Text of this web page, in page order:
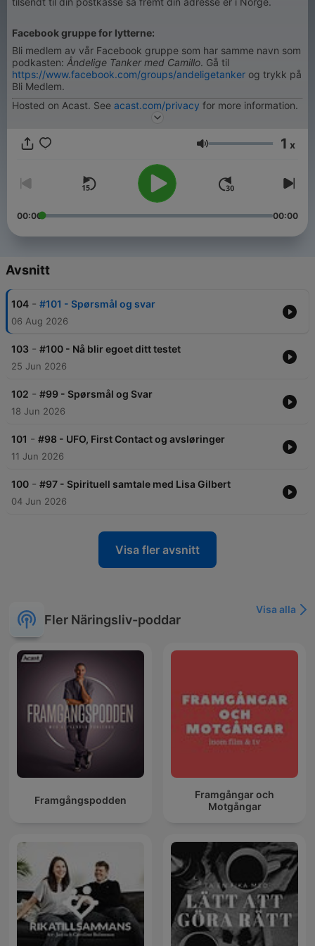
Facebook gruppe for lytterne:
Bli medlem av vår Facebook gruppe som har samme navn som
podkasten: Åndelige Tanker med Camillo. Gå til
https://www.facebook.com/groups/andeligetanker og trykk på
Bli Medlem.
Hosted on Acast. See acast.com/privacy for more information.
Volym 1 x
00:00 00:00
Avsnitt
104 - #101 - Spørsmål og svar
06 Aug 2026
103 - #100 - Nå blir egoet ditt testet
25 Jun 2026
102 - #99 - Spørsmål og Svar
18 Jun 2026
101 - #98 - UFO, First Contact og avsløringer
11 Jun 2026
100 - #97 - Spirituell samtale med Lisa Gilbert
04 Jun 2026
Visa fler avsnitt
Fler Näringsliv-poddar
Visa alla
Framgångspodden
Framgångar och
Motgångar